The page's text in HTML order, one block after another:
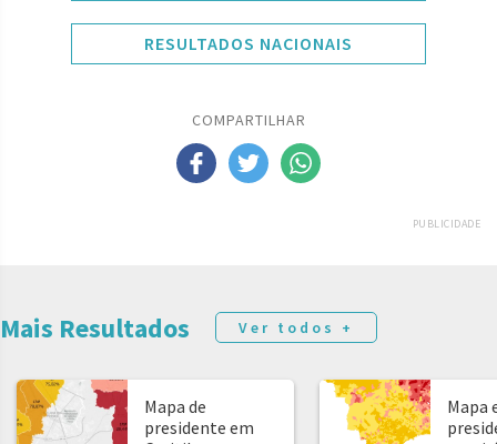
RESULTADOS NACIONAIS
COMPARTILHAR
PUBLICIDADE
Mais Resultados Ver todos +
Mapa de
presidente em
Mapa